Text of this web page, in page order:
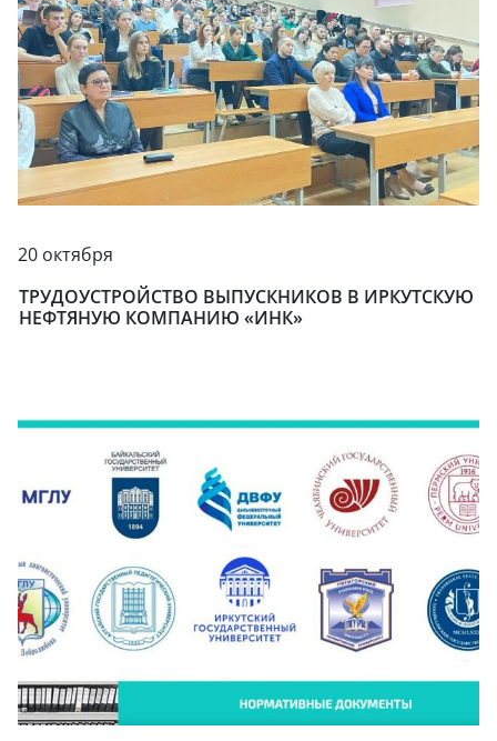
20 октября
ТРУДОУСТРОЙСТВО ВЫПУСКНИКОВ В ИРКУТСКУЮ
НЕФТЯНУЮ КОМПАНИЮ «ИНК»